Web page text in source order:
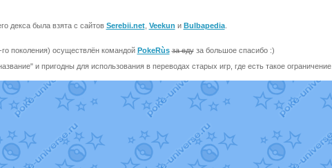
декса была взята с сайтов Serebii.net, Veekun и Bulbapedia.
поколения) осуществлён командой PokeRùs за едуза большое спасибо :)
и пригодны для использования в переводах старых игр, где есть такое ограничение.